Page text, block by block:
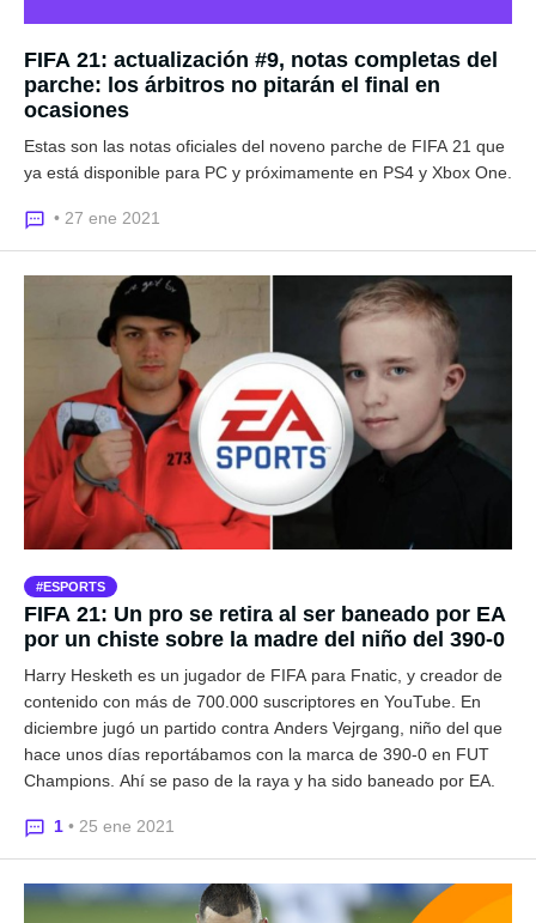
FIFA 21: actualización #9, notas completas del
parche: los árbitros no pitarán el final en
ocasiones
Estas son las notas oficiales del noveno parche de FIFA 21 que
ya está disponible para PC y próximamente en PS4 y Xbox One.
• 27 ene 2021
ESPORTS
FIFA 21: Un pro se retira al ser baneado por EA
por un chiste sobre la madre del niño del 390-0
Harry Hesketh es un jugador de FIFA para Fnatic, y creador de
contenido con más de 700.000 suscriptores en YouTube. En
diciembre jugó un partido contra Anders Vejrgang, niño del que
hace unos días reportábamos con la marca de 390-0 en FUT
Champions. Ahí se paso de la raya y ha sido baneado por EA.
1 • 25 ene 2021